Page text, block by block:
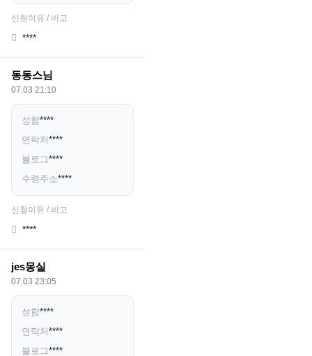
신청이유 / 비고
****
동동스님
07.03 21:10
성함****
연락처 ****
블로그****
수령주소****
신청이유 / 비고
****
jes몽실
07.03 23:05
성함****
연락처 ****
블로그****